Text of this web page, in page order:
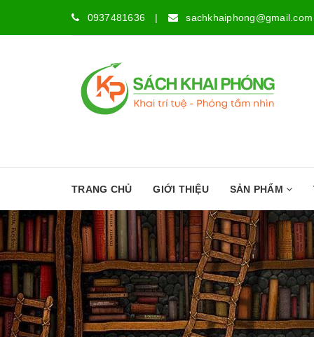
0937481636 | sachkhaiphong@gmail.com
TRANG CHỦ GIỚI THIỆU SẢN PHẨM